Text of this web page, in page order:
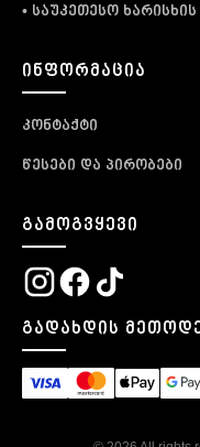
• საუკეთესო
ᲘᲜᲤᲝᲠᲛᲐᲪᲘᲐ
კონტაქტი
წესები და პირობები
ᲒᲐᲛᲝᲒᲕᲧᲔᲕᲘ
ᲒᲐᲓᲐᲮᲓᲘᲡ